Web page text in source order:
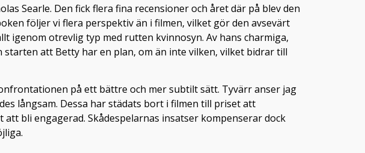
Searle. Den fick flera fina recensioner och året där på blev den
följer vi flera perspektiv än i filmen, vilket gör den avsevärt
igenom otrevlig typ med rutten kvinnosyn. Av hans charmiga,
att Betty har en plan, om än inte vilken, vilket bidrar till
på ett bättre och mer subtilt sätt. Tyvärr anser jag
långsam. Dessa har städats bort i filmen till priset att
bli engagerad. Skådespelarnas insatser kompenserar dock